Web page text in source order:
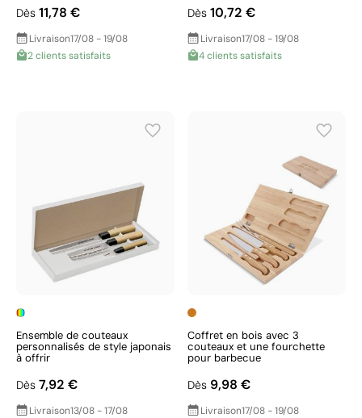
Dès 11,78 €
Livraison17/08 - 19/08
2 clients satisfaits
Dès 10,72 €
Livraison17/08 - 19/08
4 clients satisfaits
Ensemble de couteaux
personnalisés de style japonais
à offrir
Dès 7,92 €
Livraison13/08 - 17/08
Coffret en bois avec 3
couteaux et une fourchette
pour barbecue
Dès 9,98 €
Livraison17/08 - 19/08